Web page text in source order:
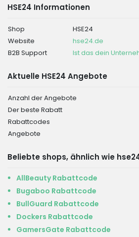
HSE24 Informationen
Shop
HSE24
Website
hse24.de
B2B Support
Ist das dein
Aktuelle HSE24 Angebote
Anzahl der Angebote
Der beste Rabatt
Rabattcodes
Angebote
Beliebte shops, ähnlich wie
AllBeauty Rabattcode
Bugaboo Rabattcode
BullGuard Rabattcode
Dockers Rabattcode
GamersGate Rabattcode